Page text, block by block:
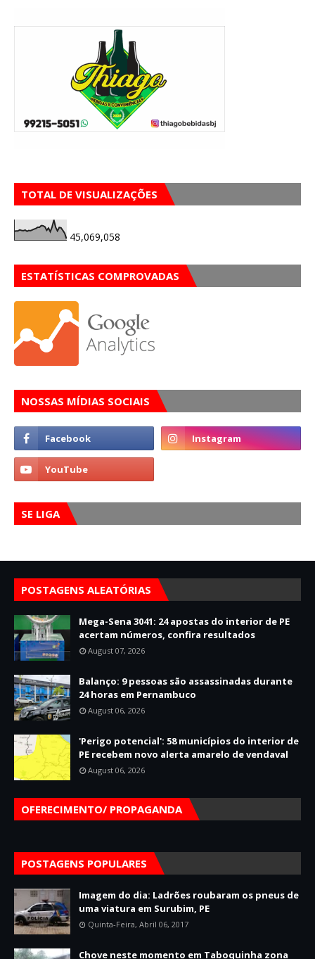
TOTAL DE VISUALIZAÇÕES
45,069,058
ESTATÍSTICAS COMPROVADAS
NOSSAS MÍDIAS SOCIAIS
SE LIGA
POSTAGENS ALEATÓRIAS
Mega-Sena 3041: 24 apostas do interior de PE
acertam números, confira resultados
August 07, 2026
Balanço: 9 pessoas são assassinadas durante
24 horas em Pernambuco
August 06, 2026
'Perigo potencial': 58 municípios do interior de
PE recebem novo alerta amarelo de vendaval
August 06, 2026
OFERECIMENTO/ PROPAGANDA
POSTAGENS POPULARES
Imagem do dia: Ladrões roubaram os pneus de
uma viatura em Surubim, PE
Quinta-Feira, Abril 06, 2017
Chove neste momento em Taboquinha zona